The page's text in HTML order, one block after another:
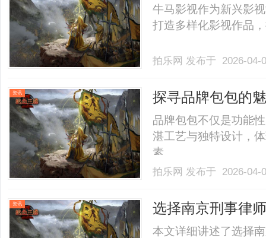
牛马影视作为新兴影
打造多样化影视作品
拍乐网 发布于 2026-
资讯 探寻品牌包包的
品牌包包不仅是功能
湛工艺与独特设计，
素。......
拍乐网 发布于 2026-
资讯 选择南京刑事律
本文详细讲述了选择